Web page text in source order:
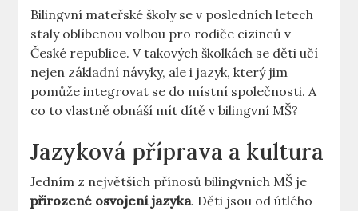
Bilingvní mateřské školy se v posledních letech
staly oblíbenou volbou pro rodiče cizinců v
České republice. V takových školkách se děti učí
nejen základní návyky, ale i jazyk, který jim
pomůže integrovat se do místní společnosti. A
co to vlastně obnáší mít dítě v bilingvní MŠ?
Jazyková příprava a kultura
Jedním z největších přínosů bilingvních MŠ je
přirozené osvojení jazyka. Děti jsou od útlého